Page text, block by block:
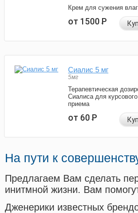
Крем для сужения
от 1500Р
Сиалис 5 мг
5мг
Терапевтическая
Сиалиса для курсового
приема
от 60Р
На пути к
Предлагаем Вам сделать
инитмной жизни. Вам
Дженерики известных